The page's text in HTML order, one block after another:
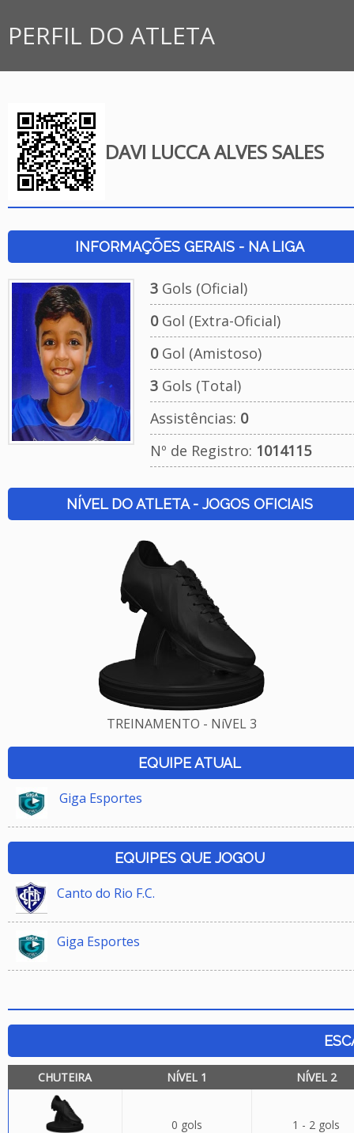
PERFIL DO ATLETA
DAVI LUCCA ALVES SALES
INFORMAÇÕES GERAIS - NA LIGA
3Gols (Oficial)
0Gol (Extra-Oficial)
0Gol (Amistoso)
3Gols (Total)
Assistências: 0
Nº de Registro: 1014115
NÍVEL DO ATLETA - JOGOS OFICIAIS
TREINAMENTO - NíVEL 3
EQUIPE ATUAL
Giga Esportes
EQUIPES QUE JOGOU
Canto do Rio F.C.
Giga Esportes
CHUTEIRA NÍVEL 1 NÍVEL 2
0 gols 1 - 2 gols